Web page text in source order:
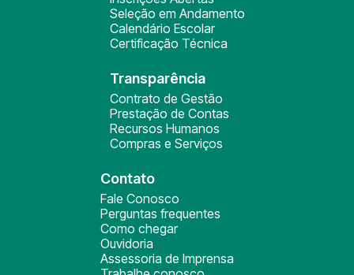
Seleção em Andamento
Calendário Escolar
Certificação Técnica
Transparência
Contrato de Gestão
Prestação de Contas
Recursos Humanos
Compras e Serviços
Contato
Fale Conosco
Perguntas frequentes
Como chegar
Ouvidoria
Assessoria de Imprensa